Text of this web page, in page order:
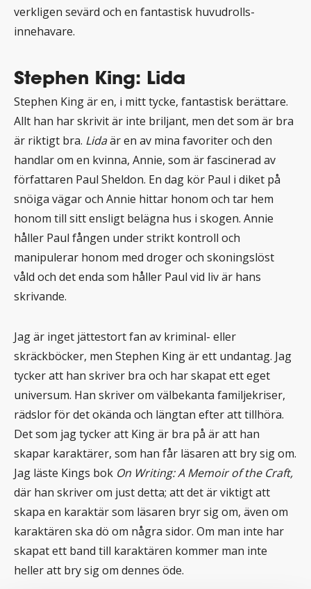
verkligen sevärd och en fantastisk huvudrolls-
innehavare.
Stephen King: Lida
Stephen King är en, i mitt tycke, fantastisk berättare.
Allt han har skrivit är inte briljant, men det som är bra
är riktigt bra. Lidaär en av mina favoriter och den
handlar om en kvinna, Annie, som är fascinerad av
författaren Paul Sheldon. En dag kör Paul i diket på
snöiga vägar och Annie hittar honom och tar hem
honom till sitt ensligt belägna hus i skogen. Annie
håller Paul fången under strikt kontroll och
manipulerar honom med droger och skoningslöst
våld och det enda som håller Paul vid liv är hans
skrivande.
Jag är inget jättestort fan av kriminal- eller
skräckböcker, men Stephen King är ett undantag. Jag
tycker att han skriver bra och har skapat ett eget
universum. Han skriver om välbekanta familjekriser,
rädslor för det okända och längtan efter att tillhöra.
Det som jag tycker att King är bra på är att han
skapar karaktärer, som han får läsaren att bry sig om.
Jag läste Kings bok On Writing: A Memoir of the Craft,
där han skriver om just detta; att det är viktigt att
skapa en karaktär som läsaren bryr sig om, även om
karaktären ska dö om några sidor. Om man inte har
skapat ett band till karaktären kommer man inte
heller att bry sig om dennes öde.